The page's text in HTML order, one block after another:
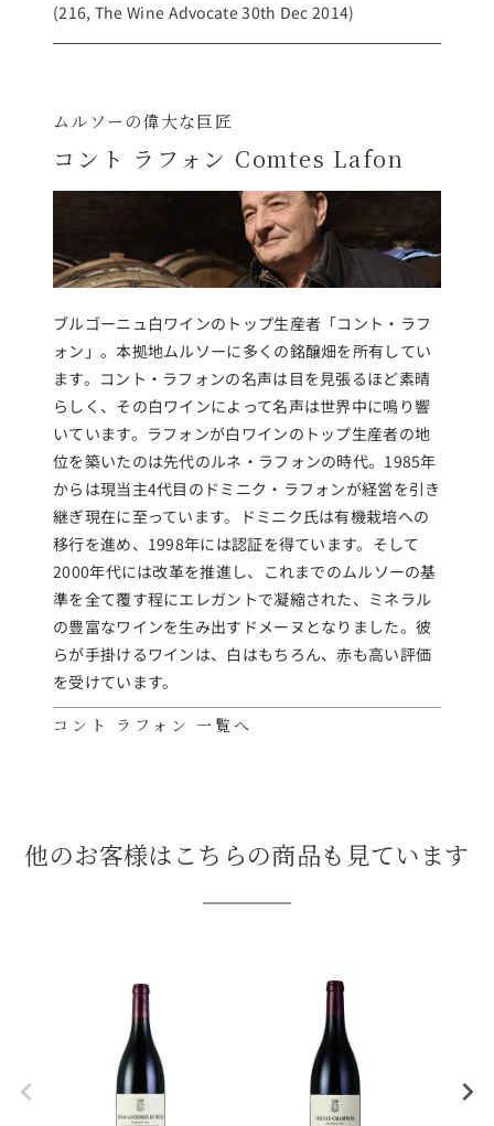
(216, The Wine Advocate 30th Dec 2014)
ムルソーの偉大な巨匠
コント ラフォン Comtes Lafon
ブルゴーニュ白ワインのトップ生産者「コント・ラフ
ォン」。本拠地ムルソーに多くの銘醸畑を所有してい
ます。コント・ラフォンの名声は目を見張るほど素晴
らしく、その白ワインによって名声は世界中に鳴り響
いています。ラフォンが白ワインのトップ生産者の地
位を築いたのは先代のルネ・ラフォンの時代。1985年
からは現当主4代目のドミニク・ラフォンが経営を引き
継ぎ現在に至っています。ドミニク氏は有機栽培への
移行を進め、1998年には認証を得ています。そして
2000年代には改革を推進し、これまでのムルソーの基
準を全て覆す程にエレガントで凝縮された、ミネラル
の豊富なワインを生み出すドメーヌとなりました。彼
らが手掛けるワインは、白はもちろん、赤も高い評価
を受けています。
コント ラフォン 一覧へ
他のお客様はこちらの商品も見ています